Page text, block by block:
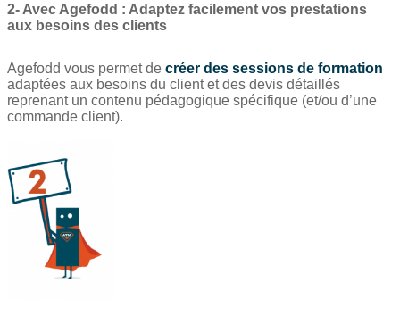
2- Avec Agefodd : Adaptez facilement vos prestations
aux besoins des clients
Agefodd vous permet de créer des sessions de formation
adaptées aux besoins du client et des devis détaillés
reprenant un contenu pédagogique spécifique (et/ou d’une
commande client).